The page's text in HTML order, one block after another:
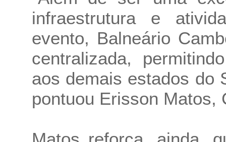
infraestrutura e
evento, Balneário
centralizada,
aos demais estados do
pontuou Erisson Matos,